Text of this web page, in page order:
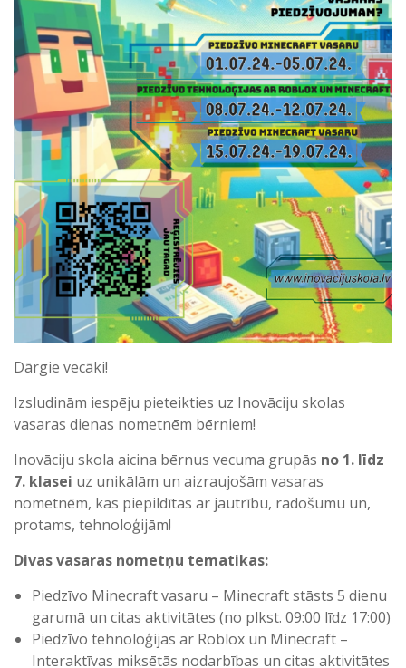
Dārgie vecāki!
Izsludinām iespēju pieteikties uz Inovāciju skolas
vasaras dienas nometnēm bērniem!
Inovāciju skola aicina bērnus vecuma grupās no 1. līdz
7. klasei uz unikālām un aizraujošām vasaras
nometnēm, kas piepildītas ar jautrību, radošumu un,
protams, tehnoloģijām!
Divas vasaras nometņu tematikas:
Piedzīvo Minecraft vasaru – Minecraft stāsts 5 dienu
garumā un citas aktivitātes (no plkst. 09:00 līdz 17:00)
Piedzīvo tehnoloģijas ar Roblox un Minecraft –
Interaktīvas miksētās nodarbības un citas aktivitātes